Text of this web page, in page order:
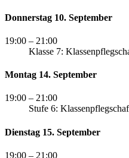
Donnerstag 10. September
19:00 – 21:00
Klasse 7:
Montag 14. September
19:00 – 21:00
Stufe 6:
Dienstag 15. September
19:00 – 21:00